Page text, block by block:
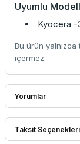
Uyumlu
Kyocera -
Bu ürün
içermez.
Yorumlar
Taksit Seçenekleri